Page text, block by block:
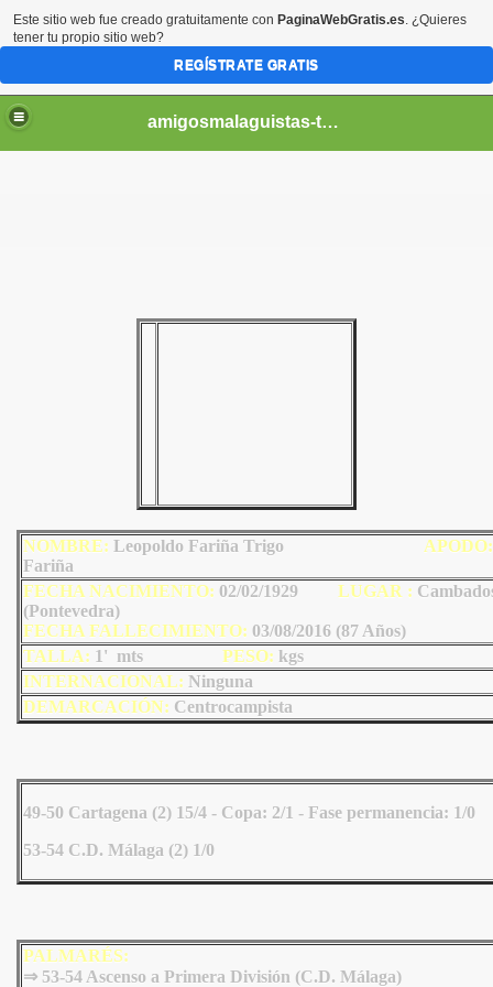
amigosmalaguistas-temporadas
NOMBRE: Leopoldo Fariña Trigo APODO:
Fariña
FECHA NACIMIENTO: 02/02/1929 LUGAR :
(Pontevedra)
FECHA FALLECIMIENTO: 03/08/2016 (87 Años)
TALLA: 1' mts PESO: kgs
INTERNACIONAL: Ninguna
DEMARCACIÓN: Centrocampista
49-50 Cartagena (2) 15/4 - Copa: 2/1 - Fase permanencia: 1/0
53-54 C.D. Málaga (2) 1/0
PALMARÉS:
⇒ 53-54 Ascenso a Primera División (C.D. Málaga)
Este sitio web fue creado gratuitamente con PaginaWebGratis.es. ¿Quieres
tener tu propio sitio web?
REGÍSTRATE GRATIS